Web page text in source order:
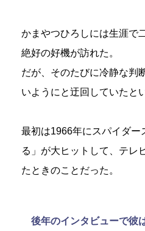
かまやつひろしには生涯で
絶好の好機が訪れた。
だが、そのたびに冷静な判
いようにと迂回していたと
最初は1966年にスパイダー
る」が大ヒットして、テレ
たときのことだった。
後年のインタビューで彼